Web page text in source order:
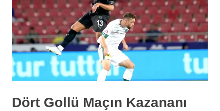
Dört Gollü Maçın Kazananı